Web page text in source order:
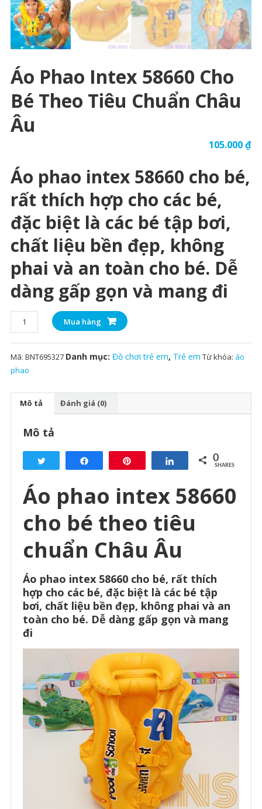
Áo Phao Intex 58660 Cho
Bé Theo Tiêu Chuẩn Châu
Âu
105.000₫
Áo phao intex 58660 cho bé,
rất thích hợp cho các bé,
đặc biệt là các bé tập bơi,
chất liệu bền đẹp, không
phai và an toàn cho bé. Dễ
dàng gấp gọn và mang đi
phao
intex
58660
cho
Châu
Mua hàng
Mã: BNT695327 Danh mục: Đồ chơi trẻ em, Trẻ em Từ khóa: áo
phao
Mô tả Đánh giá (0)
Mô tả
Share 0
SHARES
Áo phao intex 58660
cho bé theo tiêu
chuẩn Châu Âu
Áo phao intex 58660 cho bé, rất thích
hợp cho các bé, đặc biệt là các bé tập
bơi, chất liệu bền đẹp, không phai và an
toàn cho bé. Dễ dàng gấp gọn và mang
đi